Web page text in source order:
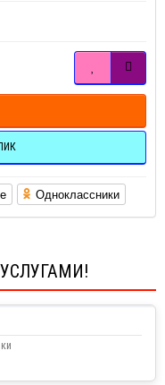
Одноклассники